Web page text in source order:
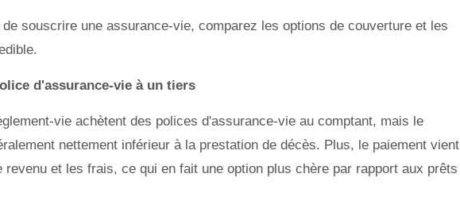
souscrire une assurance-vie, comparez les options de couverture et les
d'assurance-vie à un tiers
vie achètent des polices d'assurance-vie au comptant, mais le
nettement inférieur à la prestation de décès. Plus, le paiement vient
et les frais, ce qui en fait une option plus chère par rapport aux prêts